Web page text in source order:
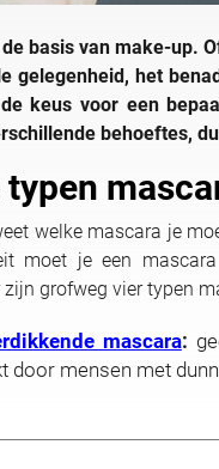
basis van make-up.
gelegenheid, het
keus voor een
behoeftes,
typen
welke mascara je
moet je een
zijn grofweg vier typen
mascara:
door mensen met